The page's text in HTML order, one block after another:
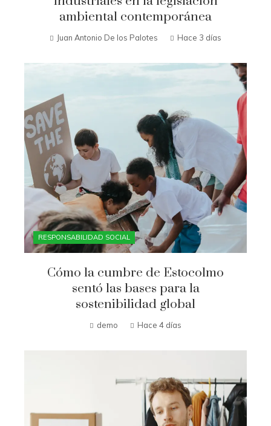
ambiental contemporánea
Juan Antonio De los Palotes Hace 3 días
RESPONSABILIDAD SOCIAL
Cómo la cumbre de Estocolmo
sentó las bases para la
sostenibilidad global
demo Hace 4 días